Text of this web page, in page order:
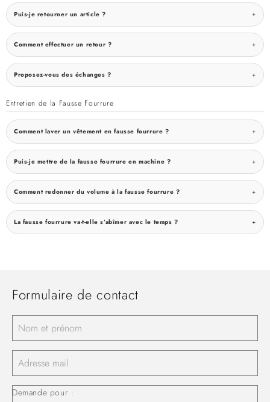
Puis-je retourner un article ?
Comment effectuer un retour ?
Proposez-vous des échanges ?
Entretien de la Fausse Fourrure
Comment laver un vêtement en fausse fourrure ?
Puis-je mettre de la fausse fourrure en machine ?
Comment redonner du volume à la fausse fourrure ?
La fausse fourrure va-t-elle s’abîmer avec le temps ?
Formulaire de contact
Demande pour :